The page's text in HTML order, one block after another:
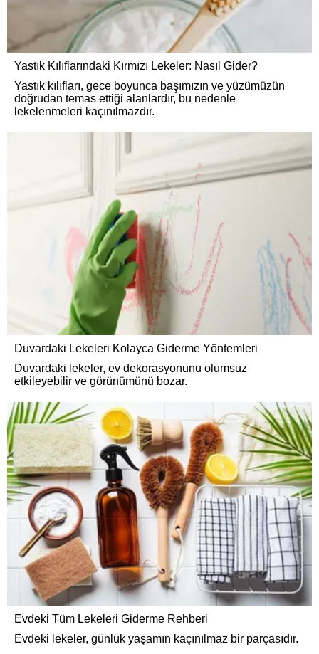
Yastık Kılıflarındaki Kırmızı Lekeler: Nasıl Gider?
Yastık kılıfları, gece boyunca başımızın ve yüzümüzün
doğrudan temas ettiği alanlardır, bu nedenle
lekelenmeleri kaçınılmazdır.
Duvardaki Lekeleri Kolayca Giderme Yöntemleri
Duvardaki lekeler, ev dekorasyonunu olumsuz
etkileyebilir ve görünümünü bozar.
Evdeki Tüm Lekeleri Giderme Rehberi
Evdeki lekeler, günlük yaşamın kaçınılmaz bir parçasıdır.